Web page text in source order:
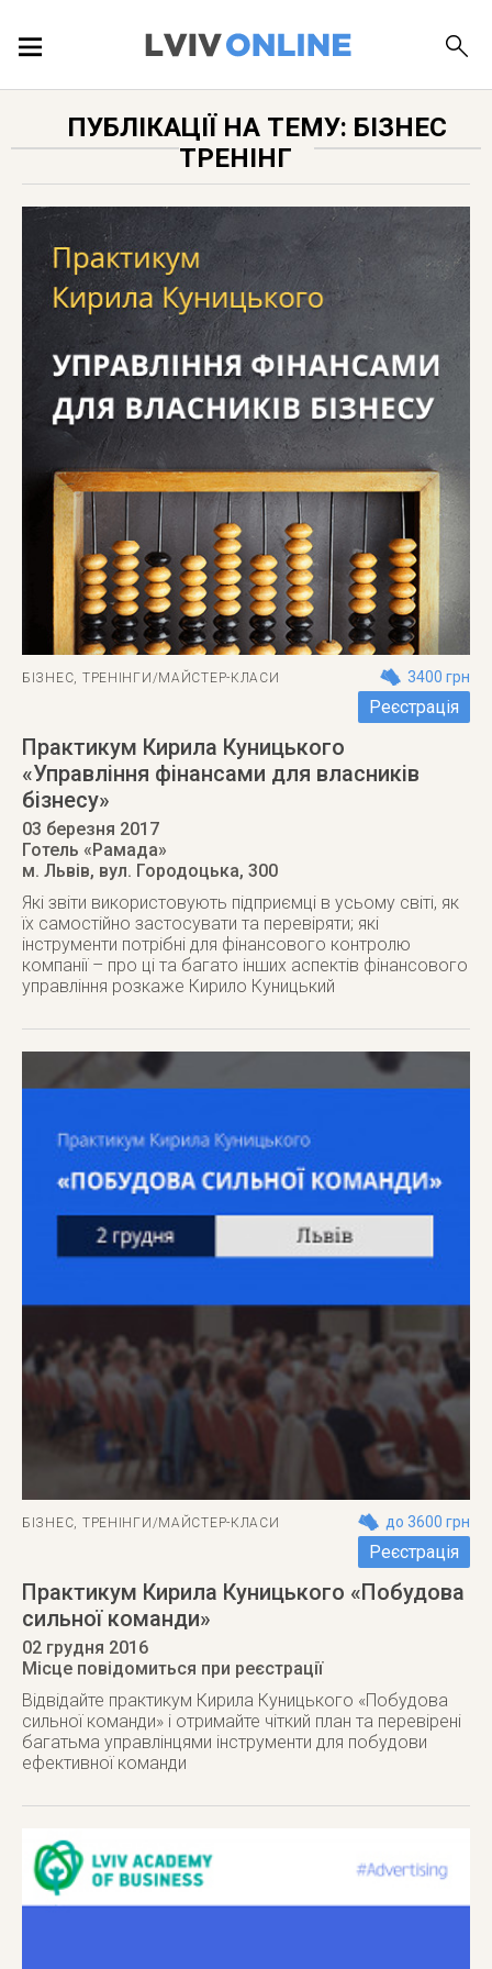
ПУБЛІКАЦІЇ
ДОВІДКА
ПУБЛІКАЦІЇ НА ТЕМУ: БІЗНЕС
ТРЕНІНГ
БІЗНЕС, ТРЕНІНГИ/МАЙСТЕР-КЛАСИ 3400 грн
Реєстрація
Практикум Кирила Куницького
«Управління фінансами для власників
бізнесу»
03 березня 2017
Готель «Рамада»
м. Львів, вул. Городоцька, 300
Які звіти використовують підприємці в усьому світі, як
їх самостійно застосувати та перевіряти; які
інструменти потрібні для фінансового контролю
компанії – про ці та багато інших аспектів фінансового
управління розкаже Кирило Куницький
БІЗНЕС, ТРЕНІНГИ/МАЙСТЕР-КЛАСИ до 3600 грн
Реєстрація
Практикум Кирила Куницького «Побудова
сильної команди»
02 грудня 2016
Місце повідомиться при реєстрації
Відвідайте практикум Кирила Куницького «Побудова
сильної команди» і отримайте чіткий план та перевірені
багатьма управлінцями інструменти для побудови
ефективної команди